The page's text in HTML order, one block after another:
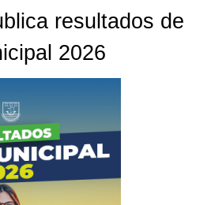
resultados de
2026